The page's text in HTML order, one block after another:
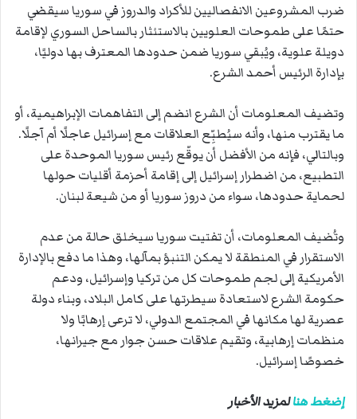
ضرب المشروعين الانفصاليين للأكراد والدروز في سوريا سيقضي
حتمًا على طموحات العلويين بالاستئثار بالساحل السوري لإقامة
دويلة علوية، ويُبقي سوريا ضمن حدودها المعترف بها دوليًا،
بإدارة الرئيس أحمد الشرع.
وتضيف المعلومات أن الشرع انضم إلى التفاهمات الإبراهيمية، أو
ما يقترب منها، وأنه سيُطبِّع العلاقات مع إسرائيل عاجلًا أم آجلًا.
وبالتالي، فإنه من الأفضل أن يوقّع رئيس سوريا الموحدة على
التطبيع، من اضطرار إسرائيل إلى إقامة أحزمة أقليات حولها
لحماية حدودها، سواء من دروز سوريا أو من شيعة لبنان.
وتُضيف المعلومات، أن تفتيت سوريا سيخلق حالة من عدم
الاستقرار في المنطقة لا يمكن التنبؤ بمآلها، وهذا ما دفع بالإدارة
الأمريكية إلى لجم طموحات كل من تركيا وإسرائيل، ودعم
حكومة الشرع لاستعادة سيطرتها على كامل البلاد، وبناء دولة
عصرية لها مكانها في المجتمع الدولي، لا ترعى إرهابًا ولا
منظمات إرهابية، وتقيم علاقات حسن جوار مع جيرانها،
خصوصًا إسرائيل.
إضغط هنالمزيد الأخبار